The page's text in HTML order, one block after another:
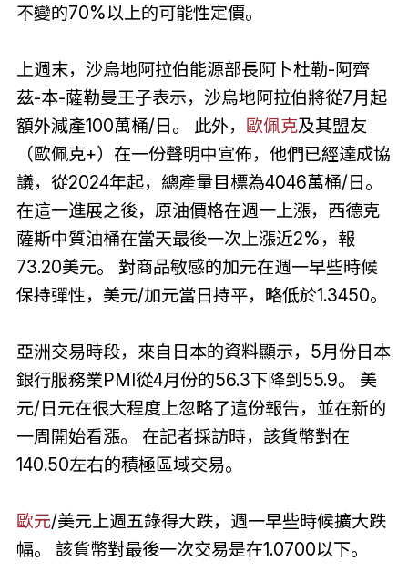
不變的70%以上的可能性定價。
上週末，沙烏地阿拉伯能源部長阿卜杜勒-阿齊
茲-本-薩勒曼王子表示，沙烏地阿拉伯將從7月起
額外減產100萬桶/日。 此外， 歐佩克及其盟友
（歐佩克+）在一份聲明中宣佈，他們已經達成協
議，從2024年起，總產量目標為4046萬桶/日。
在這一進展之後，原油價格在週一上漲，西德克
薩斯中質油桶在當天最後一次上漲近2%，報
73.20美元。 對商品敏感的加元在週一早些時候
保持彈性，美元/加元當日持平，略低於1.3450。
亞洲交易時段，來自日本的資料顯示，5月份日本
銀行服務業PMI從4月份的56.3下降到55.9。 美
元/日元在很大程度上忽略了這份報告，並在新的
一周開始看漲。 在記者採訪時，該貨幣對在
140.50左右的積極區域交易。
歐元/美元上週五錄得大跌，週一早些時候擴大跌
幅。 該貨幣對最後一次交易是在1.0700以下。